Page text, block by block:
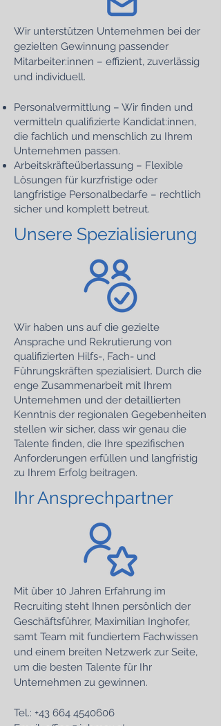
Wir unterstützen Unternehmen bei der
gezielten Gewinnung passender
Mitarbeiter:innen – effizient, zuverlässig
und individuell.
Personalvermittlung – Wir finden und
vermitteln qualifizierte Kandidat:innen,
die fachlich und menschlich zu Ihrem
Unternehmen passen.
Arbeitskräfteüberlassung – Flexible
Lösungen für kurzfristige oder
langfristige Personalbedarfe – rechtlich
sicher und komplett betreut.
Unsere Spezialisierung
Wir haben uns auf die gezielte
Ansprache und Rekrutierung von
qualifizierten Hilfs-, Fach- und
Führungskräften spezialisiert. Durch die
enge Zusammenarbeit mit Ihrem
Unternehmen und der detaillierten
Kenntnis der regionalen Gegebenheiten
stellen wir sicher, dass wir genau die
Talente finden, die Ihre spezifischen
Anforderungen erfüllen und langfristig
zu Ihrem Erfolg beitragen.
Ihr Ansprechpartner
Mit über 10 Jahren Erfahrung im
Recruiting steht Ihnen persönlich der
Geschäftsführer, Maximilian Inghofer,
samt Team mit fundiertem Fachwissen
und einem breiten Netzwerk zur Seite,
um die besten Talente für Ihr
Unternehmen zu gewinnen.
Tel.: +43 664 4540606